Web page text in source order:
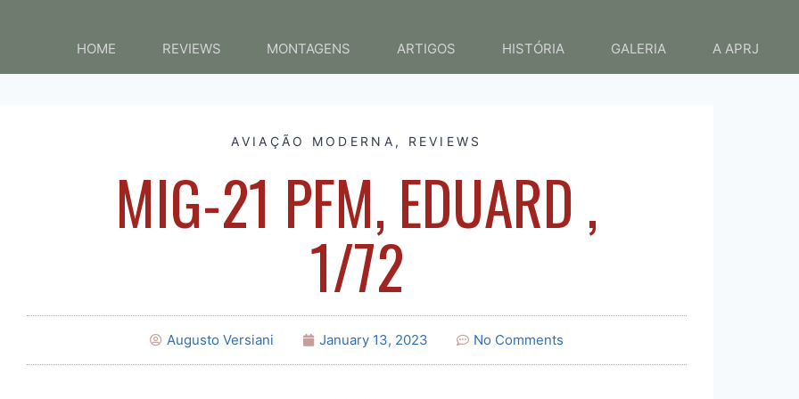
HOME REVIEWS MONTAGENS ARTIGOS HISTÓRIA GALERIA A APRJ
AVIAÇÃO MODERNA , REVIEWS
MIG-21 PFM, EDUARD ,
1/72
Augusto Versiani January 13, 2023 No Comments